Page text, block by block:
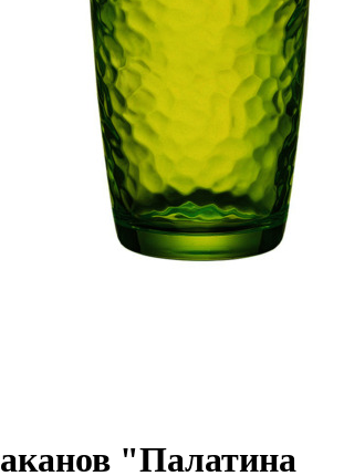
"Палатина